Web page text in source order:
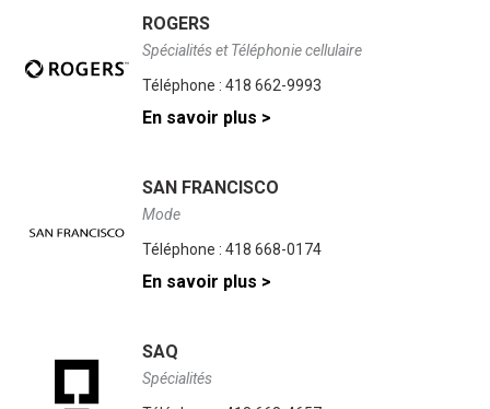
ROGERS
Spécialités et Téléphonie cellulaire
Téléphone : 418 662-9993
En savoir plus >
SAN FRANCISCO
Mode
Téléphone : 418 668-0174
En savoir plus >
SAQ
Spécialités